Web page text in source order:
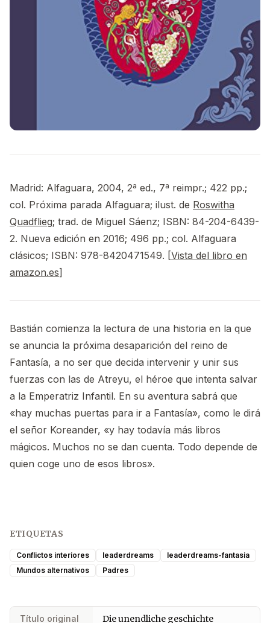
Madrid: Alfaguara, 2004, 2ª ed., 7ª reimpr.; 422 pp.;
col. Próxima parada Alfaguara; ilust. de Roswitha
Quadflieg; trad. de Miguel Sáenz; ISBN: 84-204-6439-
2. Nueva edición en 2016; 496 pp.; col. Alfaguara
clásicos; ISBN: 978-8420471549. [Vista del libro en
amazon.es]
Bastián comienza la lectura de una historia en la que
se anuncia la próxima desaparición del reino de
Fantasía, a no ser que decida intervenir y unir sus
fuerzas con las de Atreyu, el héroe que intenta salvar
a la Emperatriz Infantil. En su aventura sabrá que
«hay muchas puertas para ir a Fantasía», como le dirá
el señor Koreander, «y hay todavía más libros
mágicos. Muchos no se dan cuenta. Todo depende de
quien coge uno de esos libros».
ETIQUETAS
Conflictos interiores leaderdreams
leaderdreams-fantasia
Mundos alternativos
Padres
Título original Die unendliche geschichte